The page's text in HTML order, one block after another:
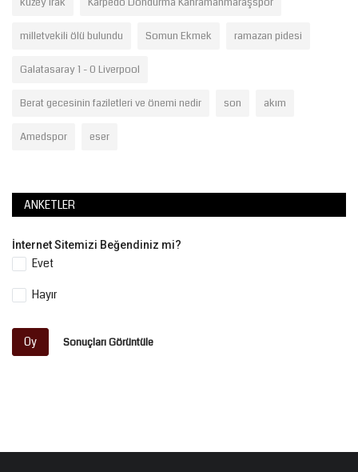
milletvekili ölü bulundu Somun Ekmek ramazan pidesi
Galatasaray 1 - 0 Liverpool
Berat gecesinin faziletleri ve önemi nedir son akım
Amedspor eser
ANKETLER
İnternet Sitemizi Beğendiniz mi?
Evet
Hayır
Oy Sonuçları Görüntüle